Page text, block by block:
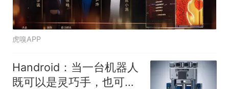
虎嗅APP
Handroid：当一台机器人
既可以是灵巧手，也可以